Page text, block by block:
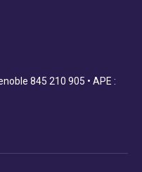
845 210 905 • APE :